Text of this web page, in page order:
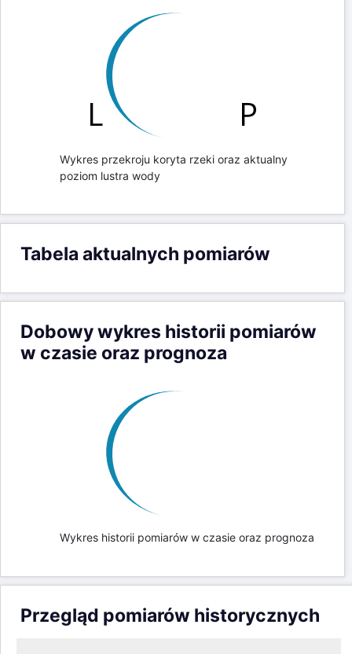
Wykres przekroju koryta rzeki oraz aktualny
poziom lustra wody
Tabela aktualnych pomiarów
Dobowy wykres historii pomiarów
w czasie oraz prognoza
Wykres historii pomiarów w czasie oraz prognoza
Przegląd pomiarów historycznych